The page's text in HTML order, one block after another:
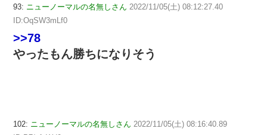
93: ニューノーマルの名無しさん 2022/11/05(土) 08:12:27.40
ID:OqSW3mLf0
>>78
やったもん勝ちになりそう
102: ニューノーマルの名無しさん 2022/11/05(土) 08:16:40.89